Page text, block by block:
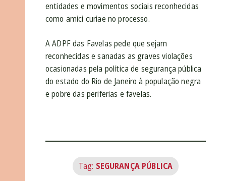
entidades e movimentos sociais reconhecidas
como amici curiae no processo.
A ADPF das Favelas pede que sejam
reconhecidas e sanadas as graves violações
ocasionadas pela política de segurança pública
do estado do Rio de Janeiro à população negra
e pobre das periferias e favelas.
Tag: SEGURANÇA PÚBLICA